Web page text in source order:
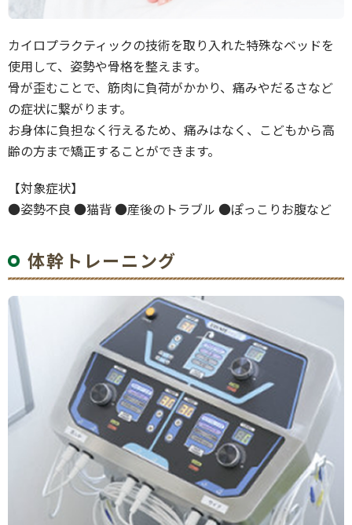
カイロプラクティックの技術を取り入れた特殊なベッドを
使用して、姿勢や骨格を整えます。
骨が歪むことで、筋肉に負荷がかかり、痛みやだるさなど
の症状に繋がります。
お身体に負担なく行えるため、痛みはなく、こどもから高
齢の方まで矯正することができます。
【対象症状】
●姿勢不良 ●猫背 ●産後のトラブル ●ぽっこりお腹など
体幹トレーニング